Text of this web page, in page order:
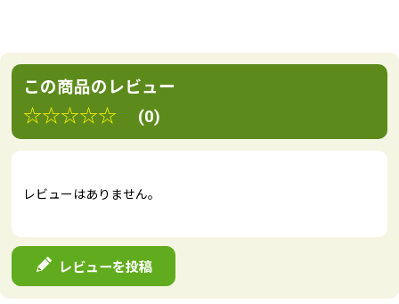
この商品のレビュー
☆☆☆☆☆ (0)
レビューはありません。
レビューを投稿